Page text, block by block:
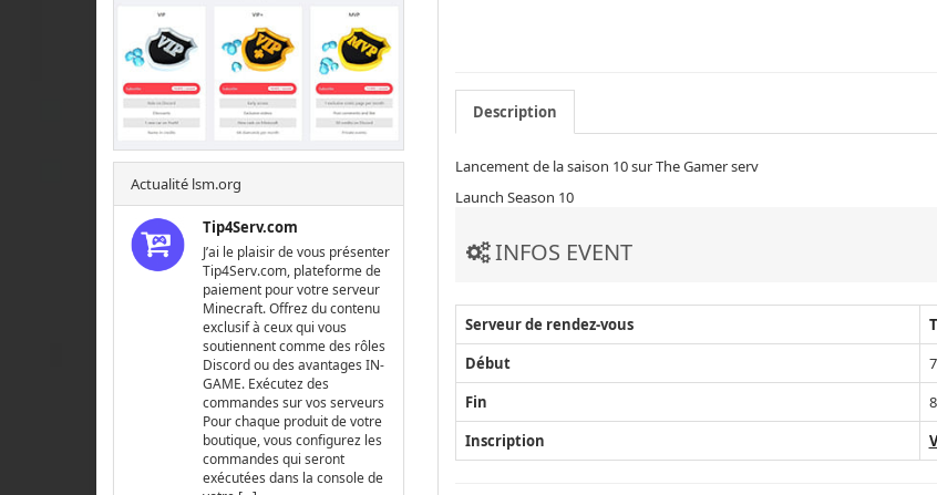
Actualité lsm.org
Tip4Serv.com
J’ai le plaisir de vous présenter
Tip4Serv.com, plateforme de
paiement pour votre serveur
Minecraft. Offrez du contenu
exclusif à ceux qui vous
soutiennent comme des rôles
Discord ou des avantages IN-
GAME. Exécutez des
commandes sur vos serveurs
Pour chaque produit de votre
boutique, vous configurez les
commandes qui seront
exécutées dans la console de
Description
Lancement de la saison 10 sur The Gamer serv
Launch Season 10
INFOS EVENT
Serveur de rendez-vous
Début
Fin
Inscription